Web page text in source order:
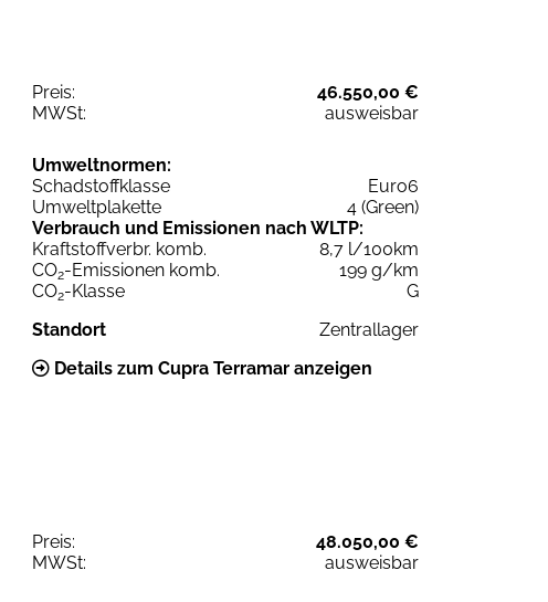
Preis:
46.550,00 €
MWSt:
ausweisbar
Umweltnormen:
Schadstoffklasse
Euro6
Umweltplakette
4 (Green)
Verbrauch und Emissionen nach WLTP:
Kraftstoffverbr. komb.
8,7 l/100km
CO2-Emissionen komb.
199 g/km
CO2-Klasse
G
Standort
Zentrallager
Details zum Cupra Terramar anzeigen
Preis:
48.050,00 €
MWSt:
ausweisbar